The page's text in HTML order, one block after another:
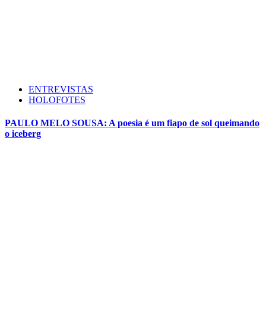
ENTREVISTAS
HOLOFOTES
PAULO MELO SOUSA: A poesia é um fiapo de sol queimando
o iceberg